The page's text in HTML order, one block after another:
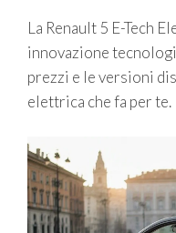
La Renault 5 E-Tech
innovazione
prezzi e le versioni
elettrica che fa per te.